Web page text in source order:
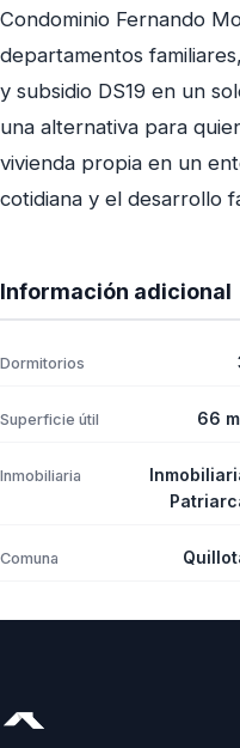
Condominio Fernando
departamentos
y subsidio DS19 en un
una alternativa para
vivienda propia en un
cotidiana y el desarrollo
Información adicional
Dormitorios
Superficie útil 66
Inmobiliaria
Comuna